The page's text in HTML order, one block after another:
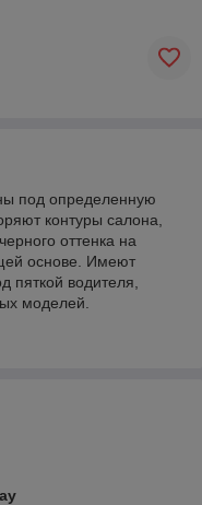
под определенную
контуры салона,
оттенка на
основе. Имеют
пяткой водителя,
моделей.